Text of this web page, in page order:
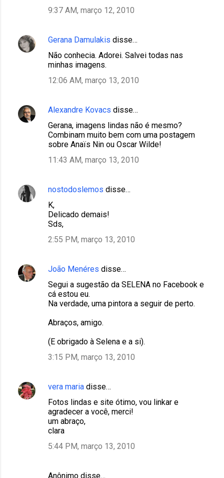
9:37 AM, março 12, 2010
Gerana Damulakis disse…
Não conhecia. Adorei. Salvei todas nas
minhas imagens.
12:06 AM, março 13, 2010
Alexandre Kovacs disse…
Gerana, imagens lindas não é mesmo?
Combinam muito bem com uma postagem
sobre Anaïs Nin ou Oscar Wilde!
11:43 AM, março 13, 2010
nostodoslemos disse…
K,
Delicado demais!
Sds,
2:55 PM, março 13, 2010
João Menéres disse…
Segui a sugestão da SELENA no Facebook e
cá estou eu.
Na verdade, uma pintora a seguir de perto.
Abraços, amigo.
(E obrigado à Selena e a si).
3:15 PM, março 13, 2010
vera maria disse…
Fotos lindas e site ótimo, vou linkar e
agradecer a você, merci!
um abraço,
clara
5:44 PM, março 13, 2010
Anônimo disse…